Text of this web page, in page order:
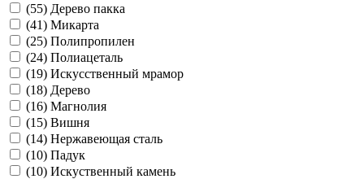
(55) Дерево пакка
(41) Микарта
(25) Полипропилен
(24) Полиацеталь
(19) Искусственный мрамор
(18) Дерево
(16) Магнолия
(15) Вишня
(14) Нержавеющая сталь
(10) Падук
(10) Искуственный камень